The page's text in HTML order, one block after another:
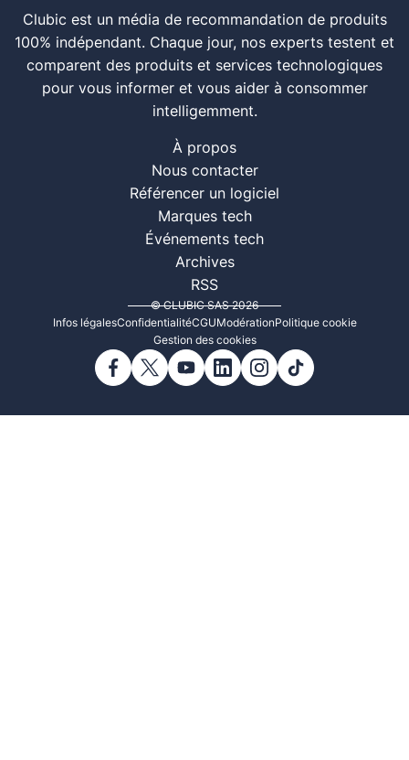
Clubic est un média de recommandation de produits
100% indépendant. Chaque jour, nos experts testent et
comparent des produits et services technologiques
pour vous informer et vous aider à consommer
intelligemment.
À propos
Nous contacter
Référencer un logiciel
Marques tech
Événements tech
Archives
RSS
© CLUBIC SAS 2026
Infos légalesConfidentialitéCGUModérationPolitique cookie
Gestion des cookies